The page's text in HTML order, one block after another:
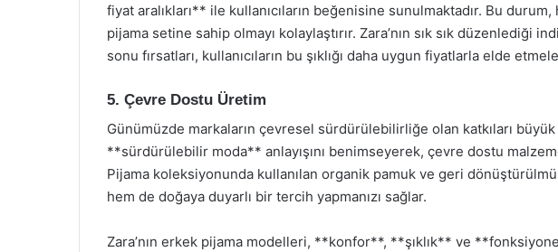
fiyat aralıkları** ile kullanıcıların beğenisine sunulmaktadır. Bu
pijama setine sahip olmayı kolaylaştırır. Zara’nın sık sık düzenlediği
sonu fırsatları, kullanıcıların bu şıklığı daha uygun fiyatlarla elde
5. Çevre Dostu Üretim
Günümüzde markaların çevresel sürdürülebilirliğe olan katkıları büyük
**sürdürülebilir moda** anlayışını benimseyerek, çevre dostu
Pijama koleksiyonunda kullanılan organik pamuk ve geri
hem de doğaya duyarlı bir tercih yapmanızı sağlar.
Zara’nın erkek pijama modelleri, **konfor**, **şıklık** ve